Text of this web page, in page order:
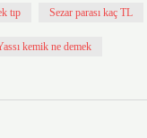
tıp Sezar parası kaç TL
kemik ne demek